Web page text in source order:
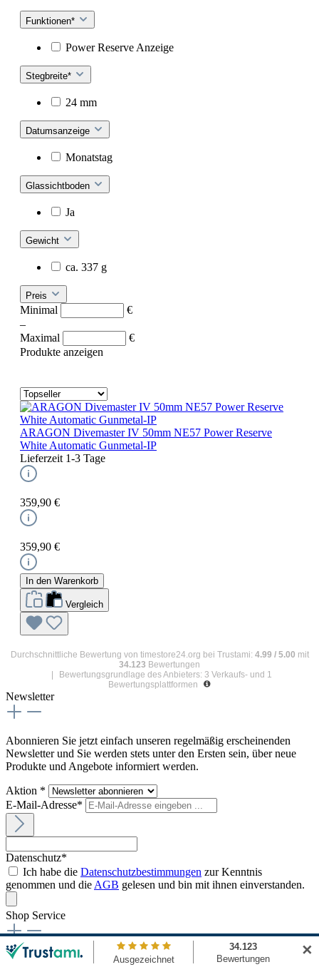
Funktionen*
Power Reserve Anzeige
Stegbreite*
24 mm
Datumsanzeige
Monatstag
Glassichtboden
Ja
Gewicht
ca. 337 g
Preis
Minimal
€
–
Maximal
€
Produkte anzeigen
ARAGON Divemaster IV 50mm NE57 Power Reserve
White Automatic Gunmetal-IP
Lieferzeit 1-3 Tage
359,90 €
359,90 €
In den Warenkorb
Vergleich
Durchschnittliche Bewertung von timestore24.org bei Trustami: 4.99 / 5.00 mit
34.123 Bewertungen
Bewertungsgrundlage des Anbieters: 3 Verkaufs- und 1
Bewertungsplattformen
Newsletter
Abonnieren Sie jetzt einfach unseren regelmäßig erscheinenden
Newsletter und Sie werden stets unter den Ersten sein, über neue
Produkte und Angebote informiert werden.
Aktion *
E-Mail-Adresse*
Datenschutz*
Ich habe die Datenschutzbestimmungen zur Kenntnis
genommen und die AGB gelesen und bin mit ihnen einverstanden.
Shop Service
Kontakt
✕